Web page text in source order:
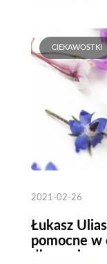
CIEKAWOSTKI
2021-02-26
Łukasz
pomocne w